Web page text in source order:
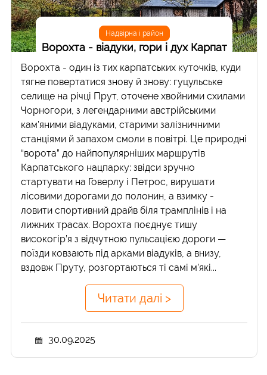
Надвірна і район
Ворохта - віадуки, гори і дух Карпат
Ворохта - один із тих карпатських куточків, куди
тягне повертатися знову й знову: гуцульське
селище на річці Прут, оточене хвойними схилами
Чорногори, з легендарними австрійськими
кам’яними віадуками, старими залізничними
станціями й запахом смоли в повітрі. Це природні
“ворота” до найпопулярніших маршрутів
Карпатського нацпарку: звідси зручно
стартувати на Говерлу і Петрос, вирушати
лісовими дорогами до полонин, а взимку -
ловити спортивний драйв біля трамплінів і на
лижних трасах. Ворохта поєднує тишу
високогір’я з відчутною пульсацією дороги —
поїзди ковзають під арками віадуків, а внизу,
вздовж Пруту, розгортаються ті самі м’які...
Читати далі >
30.09.2025